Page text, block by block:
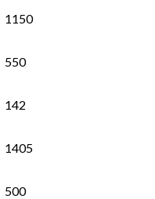
1150
550
142
1405
500